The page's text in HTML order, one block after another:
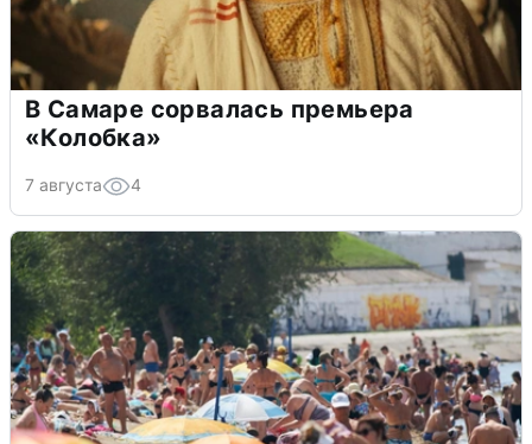
В Самаре сорвалась премьера
«Колобка»
7 августа 4